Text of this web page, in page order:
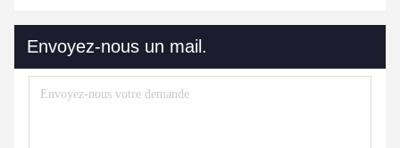
Envoyez-nous un mail.